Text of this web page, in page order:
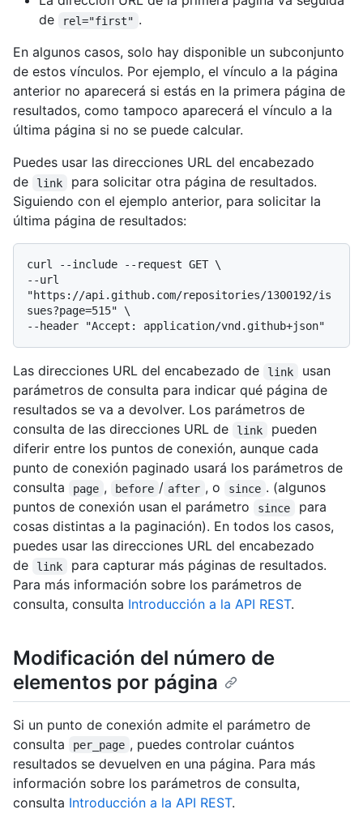
de
rel="first" .
En algunos casos, solo hay disponible un subconjunto
de estos vínculos. Por ejemplo, el vínculo a la página
anterior no aparecerá si estás en la primera página de
resultados, como tampoco aparecerá el vínculo a la
última página si no se puede calcular.
Puedes usar las direcciones URL del encabezado
de
link
para solicitar otra página de resultados.
Siguiendo con el ejemplo anterior, para solicitar la
última página de resultados:
curl --include --request GET \
--url
"https://api.github.com/repositories/1300192/is
sues?page=515" \
Las direcciones URL del encabezado de link
usan
parámetros de consulta para indicar qué página de
resultados se va a devolver. Los parámetros de
consulta de las direcciones URL de
link
pueden
diferir entre los puntos de conexión, aunque cada
punto de conexión paginado usará los parámetros de
consulta
page , before / after , o since . (algunos
puntos de conexión usan el parámetro
since
para
cosas distintas a la paginación). En todos los casos,
puedes usar las direcciones URL del encabezado
de
link
para capturar más páginas de resultados.
Para más información sobre los parámetros de
consulta, consulta Introducción a la API REST.
Modificación del número de
elementos por página
Si un punto de conexión admite el parámetro de
consulta
per_page , puedes controlar cuántos
resultados se devuelven en una página. Para más
información sobre los parámetros de consulta,
consulta Introducción a la API REST.